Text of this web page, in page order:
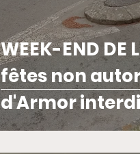
WEEK-END DE
fêtes non
d'Armor